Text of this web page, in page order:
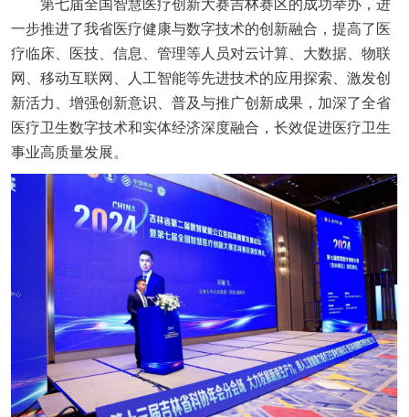
第七届全国智慧医疗创新大赛吉林赛区的成功举办，进
一步推进了我省医疗健康与数字技术的创新融合，提高了医
疗临床、医技、信息、管理等人员对云计算、大数据、物联
网、移动互联网、人工智能等先进技术的应用探索、激发创
新活力、增强创新意识、普及与推广创新成果，加深了全省
医疗卫生数字技术和实体经济深度融合，长效促进医疗卫生
事业高质量发展。